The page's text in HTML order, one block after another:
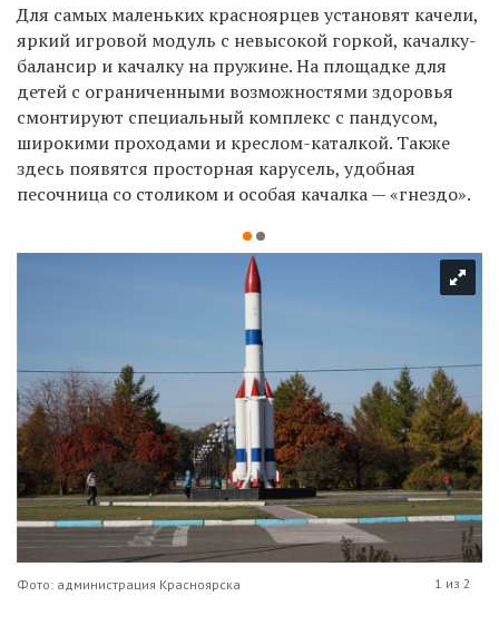
Для самых маленьких красноярцев установят качели,
яркий игровой модуль с невысокой горкой, качалку-
балансир и качалку на пружине. На площадке для
детей с ограниченными возможностямиздоровья
смонтируют специальный комплекс с пандусом,
широкими проходами и креслом-каталкой. Также
здесь появятся просторная карусель, удобная
песочница со столиком и особая качалка — «гнездо».
Фото: администрация Красноярска 1 из 2